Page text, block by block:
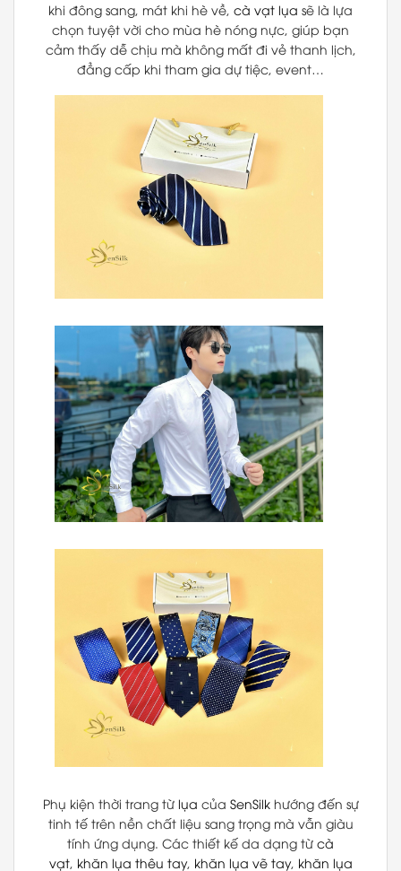
khi đông sang, mát khi hè về, cà vạt lụa sẽ là lựa
chọn tuyệt vời cho mùa hè nóng nực, giúp bạn
cảm thấy dễ chịu mà không mất đi vẻ thanh lịch,
đẳng cấp khi tham gia dự tiệc, event…
Phụ kiện thời trang từ lụa của SenSilkhướng đến sự
tinh tế trên nền chất liệu sang trọng mà vẫn giàu
tính ứng dụng. Các thiết kế da dạng từ cà
vạt, khăn lụa thêu tay, khăn lụa vẽ tay, khăn lụa